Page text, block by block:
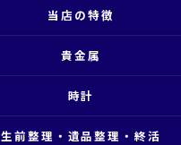
当店の特徴
貴金属
時計
生前整理・遺品整理・終活